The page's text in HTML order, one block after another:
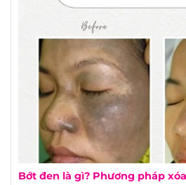
dưỡng quá dài.
Bớt đen là gì? Phương pháp